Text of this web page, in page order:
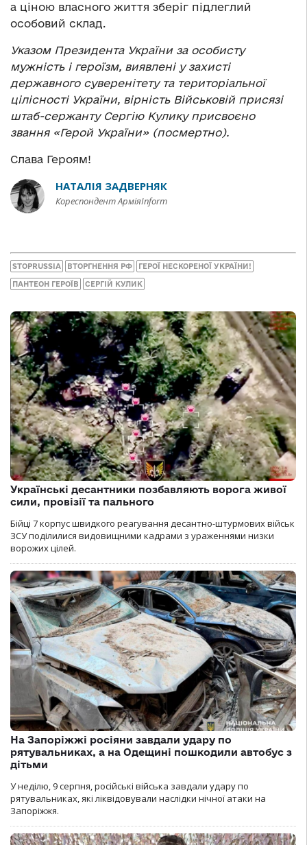
а ціною власного життя зберіг підлеглий
особовий склад.
Указом Президента України за особисту
мужність і героїзм, виявлені у захисті
державного суверенітету та територіальної
цілісності України, вірність Військовій присязі
штаб-сержанту Сергію Кулику присвоєно
звання «Герой України» (посмертно).
Слава Героям!
НАТАЛІЯ ЗАДВЕРНЯК
Кореспондент АрміяInform
STOPRUSSIA ВТОРГНЕННЯ РФ ГЕРОЇ НЕСКОРЕНОЇ УКРАЇНИ!
ПАНТЕОН ГЕРОЇВ СЕРГІЙ КУЛИК
Українські десантники позбавляють ворога живої
сили, провізії та пального
Бійці 7 корпус швидкого реагування десантно-штурмових військ
ЗСУ поділилися видовищними кадрами з ураженнями низки
ворожих цілей.
На Запоріжжі росіяни завдали удару по
рятувальниках, а на Одещині пошкодили автобус з
дітьми
У неділю, 9 серпня, російські війська завдали удару по
рятувальниках, які ліквідовували наслідки нічної атаки на
Запоріжжя.